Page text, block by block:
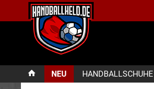
NEU HANDBALLSCHUHE